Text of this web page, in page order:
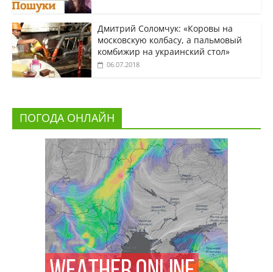
Дмитрий Соломчук: «Коровы на
московскую колбасу, а пальмовый
комбижир на украинский стол»
06.07.2018
ПОГОДА ОНЛАЙН